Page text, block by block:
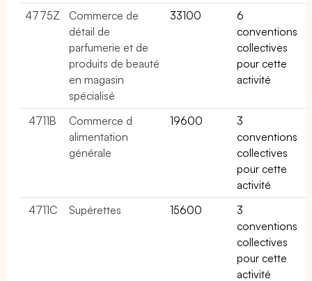
4775Z
Commerce de
détail de
parfumerie et de
produits de beauté
en magasin
spécialisé
33100
6
conventions
collectives
pour cette
activité
4711B
Commerce d
alimentation
générale
19600
3
conventions
collectives
pour cette
activité
4711C
Supérettes 15600
3
conventions
collectives
pour cette
activité